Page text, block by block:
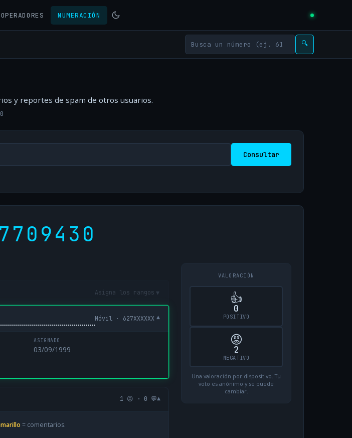
OPERADORES NUMERACIÓN
🔍
y reportes de spam de otros usuarios.
Consultar
Asigna los rangos ▾
Móvil · 627XXXXXX ▾
ASIGNADO
03/09/1999
1 😡 · 0 💬▾
= comentarios.
VALORACIÓN
👍
0
POSITIVO
😡
2
NEGATIVO
Una valoración por dispositivo. Tu
voto es anónimo y se puede
cambiar.